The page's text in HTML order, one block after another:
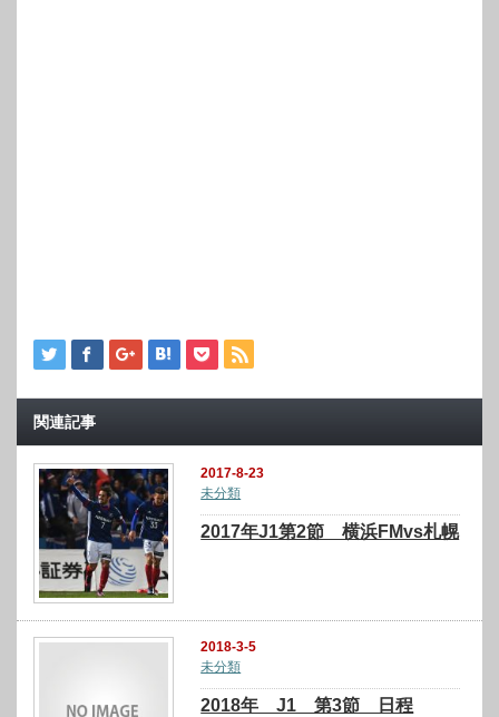
関連記事
2017-8-23
未分類
2017年J1第2節 横浜FMvs札幌
2018-3-5
未分類
2018年 J1 第3節 日程